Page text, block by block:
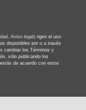
Aviso legal) rigen el uso
disponibles por o a través
cambiar los Términos y
sólo publicando los
de acuerdo con estos